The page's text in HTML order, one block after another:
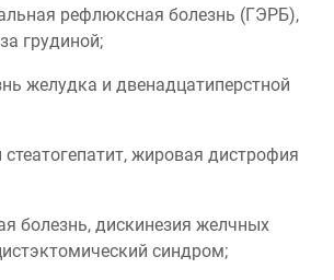
рефлюксная болезнь (ГЭРБ),
грудиной;
желудка и двенадцатиперстной
жировая дистрофия
болезнь, дискинезия желчных
синдром;